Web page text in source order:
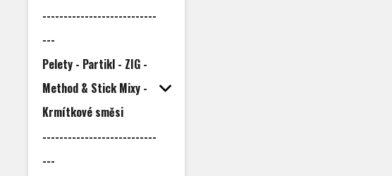
---------------------------
---
Pelety - Partikl - ZIG -
Method & Stick Mixy -
Krmítkové směsi
---------------------------
---